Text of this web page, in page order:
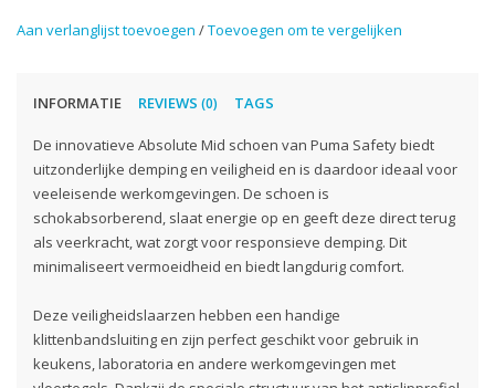
Aan verlanglijst toevoegen /Toevoegen om te vergelijken
INFORMATIE REVIEWS (0) TAGS
De innovatieve Absolute Mid schoen van Puma Safety biedt
uitzonderlijke demping en veiligheid en is daardoor ideaal voor
veeleisende werkomgevingen. De schoen is
schokabsorberend, slaat energie op en geeft deze direct terug
als veerkracht, wat zorgt voor responsieve demping. Dit
minimaliseert vermoeidheid en biedt langdurig comfort.
Deze veiligheidslaarzen hebben een handige
klittenbandsluiting en zijn perfect geschikt voor gebruik in
keukens, laboratoria en andere werkomgevingen met